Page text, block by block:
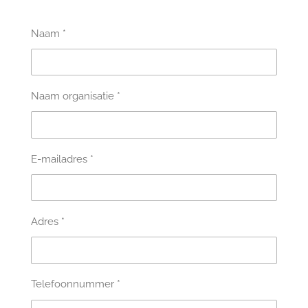
Naam *
Naam organisatie *
E-mailadres *
Adres *
Telefoonnummer *